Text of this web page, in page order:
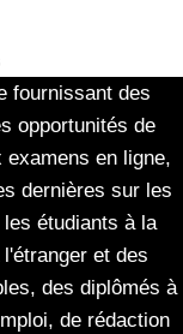
fournissant des
opportunités de
en ligne,
dernières sur les
étudiants à la
et des
des diplômés à
de rédaction